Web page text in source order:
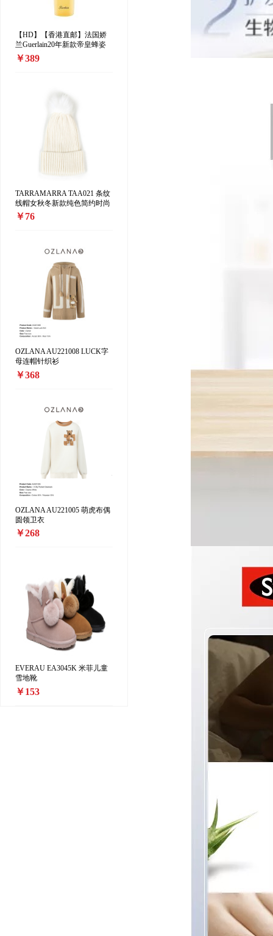
【HD】【香港直邮】法国娇
兰Guerlain20年新款帝皇蜂姿
修护蜜润柔肤水 25×蜂皇水
150ml
￥389
TARRAMARRA TAA021 条纹
线帽女秋冬新款纯色简约时尚
毛球百搭时尚保暖
￥76
OZLANA AU221008 LUCK字
母连帽针织衫
￥368
OZLANA AU221005 萌虎布偶
圆领卫衣
￥268
EVERAU EA3045K 米菲儿童
雪地靴
￥153